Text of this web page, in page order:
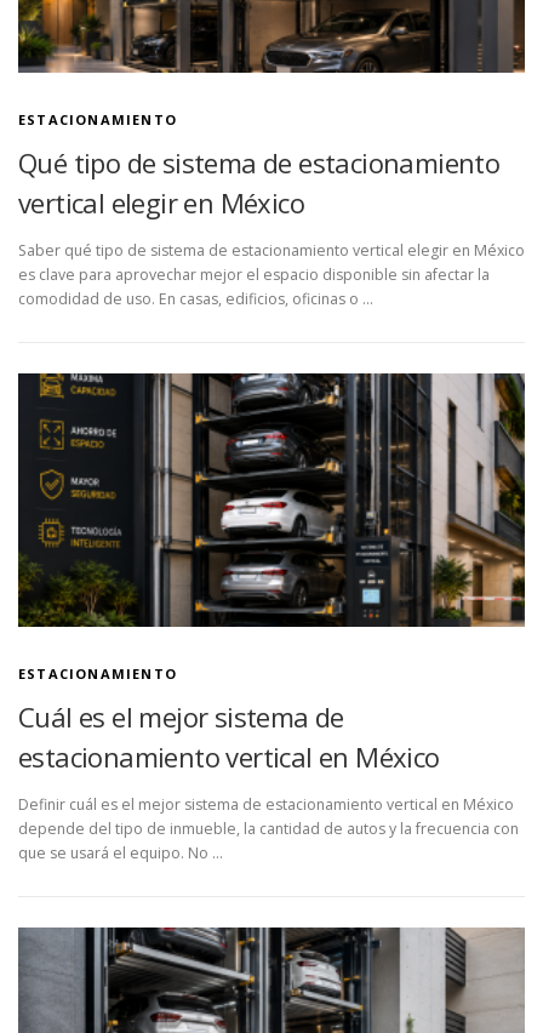
ESTACIONAMIENTO
Qué tipo de sistema de estacionamiento
vertical elegir en México
Saber qué tipo de sistema de estacionamiento vertical elegir en México
es clave para aprovechar mejor el espacio disponible sin afectar la
comodidad de uso. En casas, edificios, oficinas o …
ESTACIONAMIENTO
Cuál es el mejor sistema de
estacionamiento vertical en México
Definir cuál es el mejor sistema de estacionamiento vertical en México
depende del tipo de inmueble, la cantidad de autos y la frecuencia con
que se usará el equipo. No …